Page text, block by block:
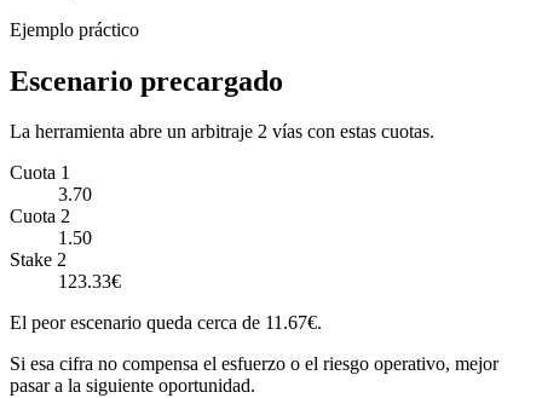
Ejemplo práctico
Escenario precargado
La herramienta abre un arbitraje 2 vías con estas cuotas.
Cuota 1
3.70
Cuota 2
1.50
Stake 2
123.33€
El peor escenario queda cerca de 11.67€.
Si esa cifra no compensa el esfuerzo o el riesgo operativo, mejor
pasar a la siguiente oportunidad.